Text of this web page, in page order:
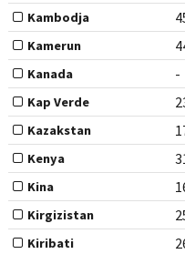
Kambodja
Kamerun
Kanada -
Kap Verde
Kazakstan
Kenya
Kina
Kirgizistan
Kiribati